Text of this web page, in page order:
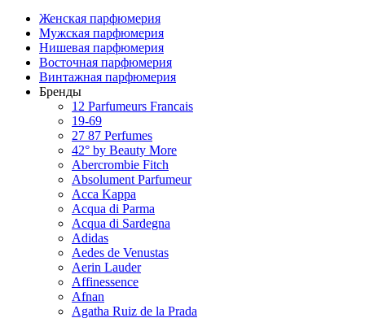
Женская парфюмерия
Мужская парфюмерия
Нишевая парфюмерия
Восточная парфюмерия
Винтажная парфюмерия
Бренды
12 Parfumeurs Francais
19-69
27 87 Perfumes
42° by Beauty More
Abercrombie Fitch
Absolument Parfumeur
Acca Kappa
Acqua di Parma
Acqua di Sardegna
Adidas
Aedes de Venustas
Aerin Lauder
Affinessence
Afnan
Agatha Ruiz de la Prada